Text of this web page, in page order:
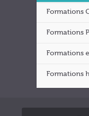
Formations
Formations
Formations
Formations